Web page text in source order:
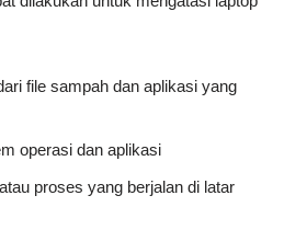
file sampah dan aplikasi yang
operasi dan aplikasi
proses yang berjalan di latar